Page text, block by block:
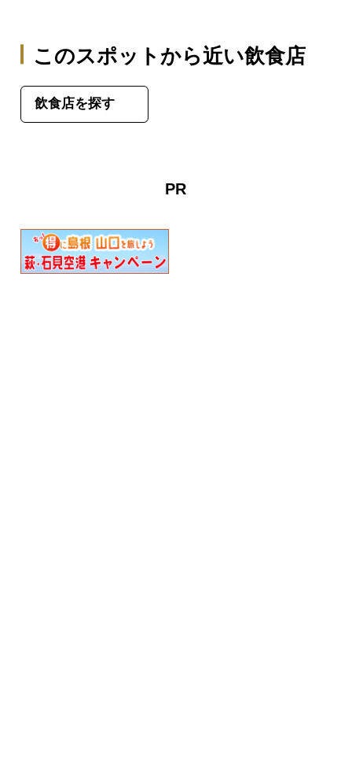
このスポットから近い飲食店
飲食店を探す
PR